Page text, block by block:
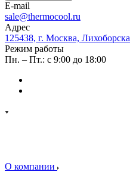
E-mail
sale@thermocool.ru
Адрес
125438, г. Москва,
Режим работы
Пн. – Пт.: с 9:00 до 18:00
О компании